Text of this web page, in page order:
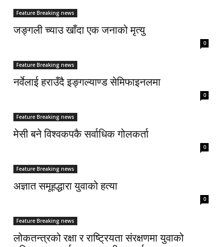
Feature Breaking news
जङ्गली च्याउ खाँदा एक जनाको मृत्यु
0
Feature Breaking news
नर्वेलाई हराउँदै इङ्गल्याण्ड सेमिफाइनलमा
0
Feature Breaking news
मेसी बने विश्वकपकै सर्वाधिक गोलकर्ता
0
Feature Breaking news
अज्ञात समूहद्धारा युवाको हत्या
0
Feature Breaking news
लोकतन्त्रको रक्षा र राष्ट्रियता संरक्षणमा युवाको